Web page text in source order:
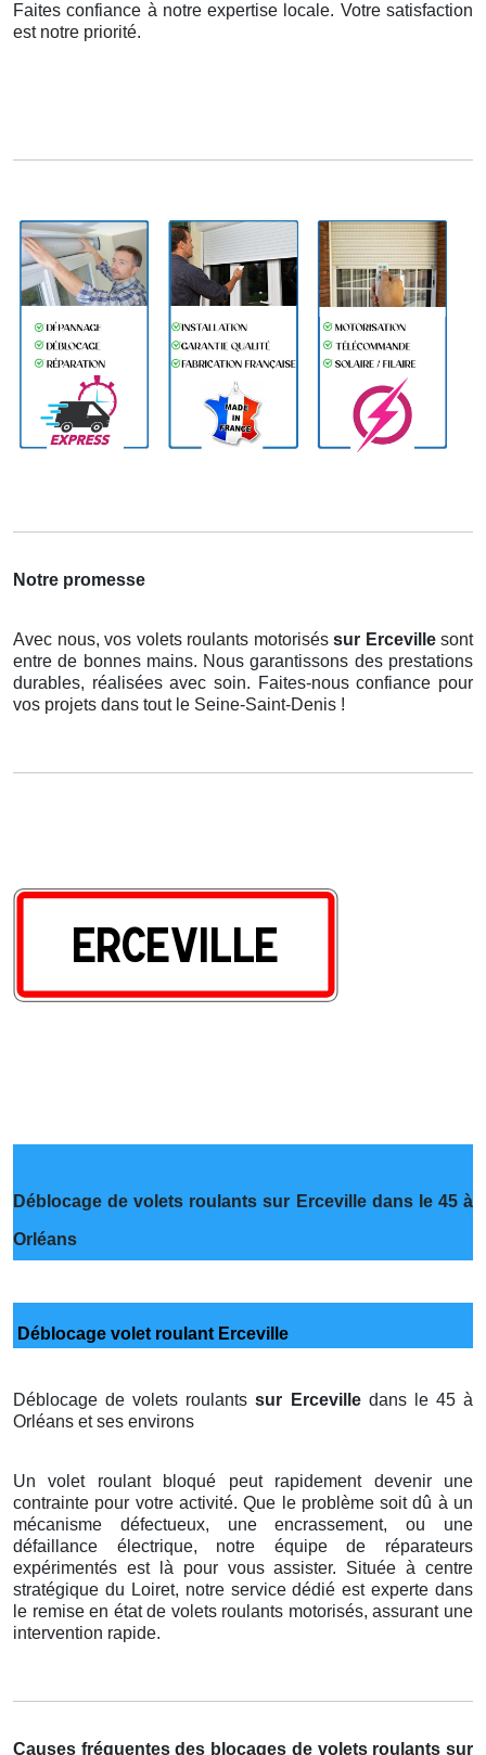
Faites confiance à notre expertise locale. Votre satisfaction
est notre priorité.
Notre promesse
Avec nous, vos volets roulants motorisés sur Erceville sont
entre de bonnes mains. Nous garantissons des prestations
durables, réalisées avec soin. Faites-nous confiance pour
vos projets dans tout le Seine-Saint-Denis !
Déblocage de volets roulants sur Erceville dans le 45 à
Orléans
Déblocage volet roulant Erceville
Déblocage de volets roulantssur Erceville dans le 45 à
Orléans et ses environs
Un volet roulant bloqué peut rapidement devenir une
contrainte pour votre activité. Que le problème soit dû à un
mécanisme défectueux, une encrassement, ou une
défaillance électrique, notre équipe de réparateurs
expérimentés est là pour vous assister. Située à centre
stratégique du Loiret, notre service dédié est experte dans
le remise en état de volets roulants motorisés, assurant une
intervention rapide.
Causes fréquentes des blocages de volets roulants sur